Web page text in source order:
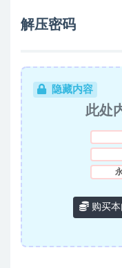
解压密码
隐藏内容
此处
购买